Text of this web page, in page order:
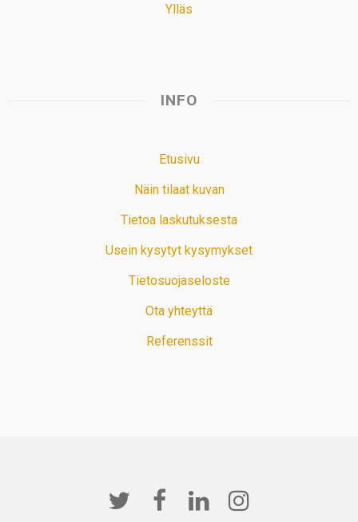
Ylläs
INFO
Etusivu
Näin tilaat kuvan
Tietoa laskutuksesta
Usein kysytyt kysymykset
Tietosuojaseloste
Ota yhteyttä
Referenssit